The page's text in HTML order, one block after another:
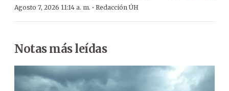
Agosto 7, 2026 11:14 a. m. · Redacción ÚH
Notas más leídas